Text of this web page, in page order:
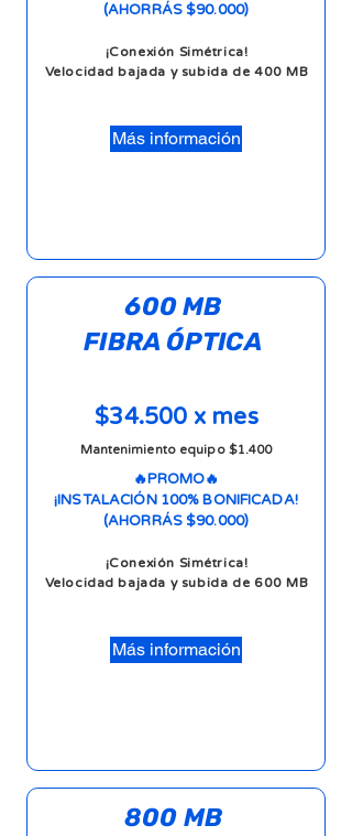
¡Conexión Simétrica!
Velocidad bajada y subida de 400 MB
Más información
(AHORRÁS $90.000)
600 MB
FIBRA ÓPTICA
$34.500 x mes
Mantenimiento equipo $1.400
¡Conexión Simétrica!
Velocidad bajada y subida de 600 MB
Más información
🔥PROMO🔥
¡INSTALACIÓN 100% BONIFICADA!
(AHORRÁS $90.000)
800 MB